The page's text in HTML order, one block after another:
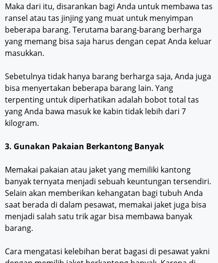
Maka dari itu, disarankan bagi Anda untuk membawa tas
ransel atau tas jinjing yang muat untuk menyimpan
beberapa barang. Terutama barang-barang berharga
yang memang bisa saja harus dengan cepat Anda keluar
masukkan.
Sebetulnya tidak hanya barang berharga saja, Anda juga
bisa menyertakan beberapa barang lain. Yang
terpenting untuk diperhatikan adalah bobot total tas
yang Anda bawa masuk ke kabin tidak lebih dari 7
kilogram.
3. Gunakan Pakaian Berkantong Banyak
Memakai pakaian atau jaket yang memiliki kantong
banyak ternyata menjadi sebuah keuntungan tersendiri.
Selain akan memberikan kehangatan bagi tubuh Anda
saat berada di dalam pesawat, memakai jaket juga bisa
menjadi salah satu trik agar bisa membawa banyak
barang.
Cara mengatasi kelebihan berat bagasi di pesawat yakni